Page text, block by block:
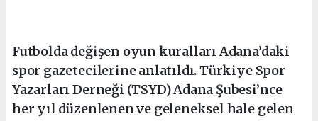
Futbolda değişen oyun kuralları Adana’daki
spor gazetecilerine anlatıldı. Türkiye Spor
Yazarları Derneği (TSYD) Adana Şubesi’nce
her yıl düzenlenen ve geleneksel hale gelen